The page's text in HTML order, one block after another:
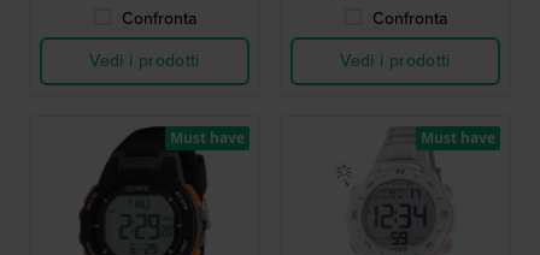
Confronta
Vedi i prodotti
Confronta
Vedi i prodotti
Must have Must have